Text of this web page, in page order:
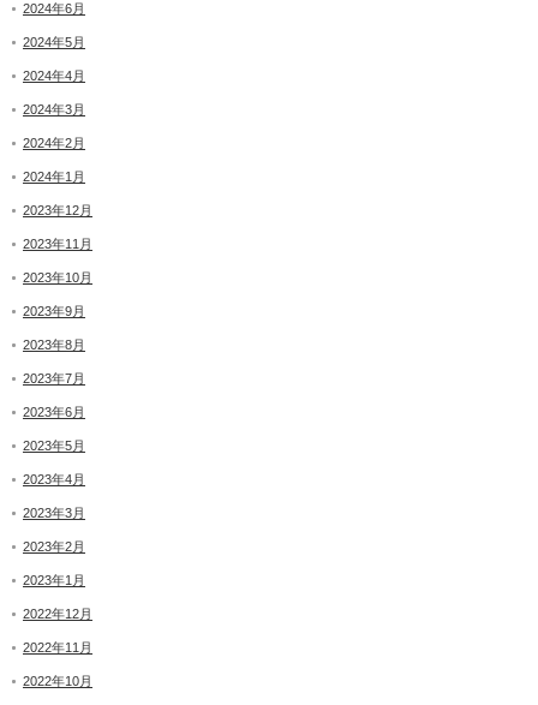
2024年6月
2024年5月
2024年4月
2024年3月
2024年2月
2024年1月
2023年12月
2023年11月
2023年10月
2023年9月
2023年8月
2023年7月
2023年6月
2023年5月
2023年4月
2023年3月
2023年2月
2023年1月
2022年12月
2022年11月
2022年10月